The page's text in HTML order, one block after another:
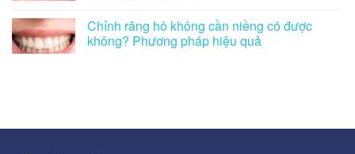
Chỉnh răng hô không cần niềng có được
không? Phương pháp hiệu quả